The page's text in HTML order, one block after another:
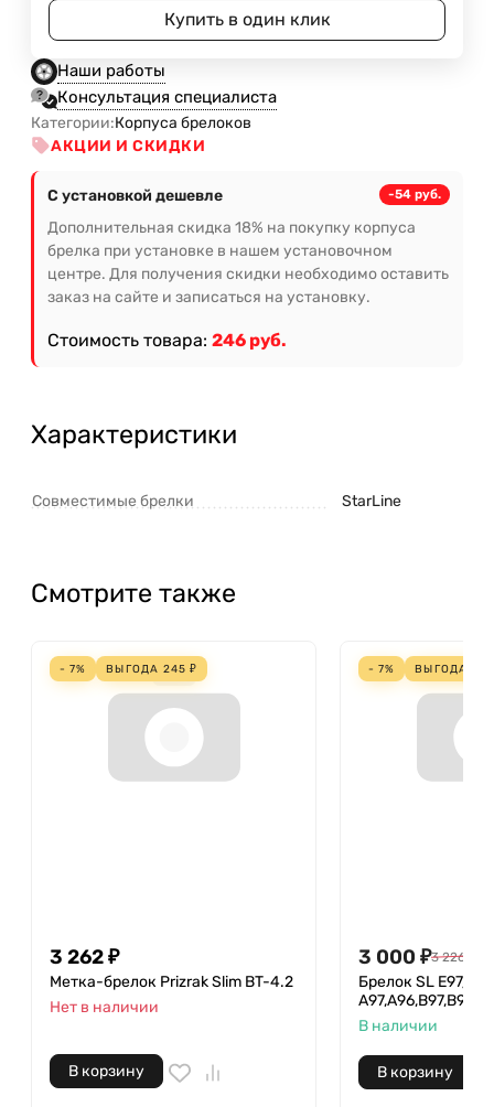
Купить в один клик
Наши работы
Консультация специалиста
Категории:Корпуса брелоков
АКЦИИ И СКИДКИ
С установкой дешевле -54 руб.
Дополнительная скидка 18% на покупку корпуса
брелка при установке в нашем установочном
центре. Для получения скидки необходимо оставить
заказ на сайте и записаться на установку.
Стоимость товара: 246 руб.
Характеристики
Совместимые брелки StarLine
Смотрите также
- 7% ВЫГОДА 245 ₽
3 262₽
Метка-брелок Prizrak Slim BT-4.2
Нет в наличии
В корзину
- 7% ВЫГОДА
3 000 ₽3 226
Брелок SL Е97/
A97,A96,B97,B96/
В наличии
В корзину